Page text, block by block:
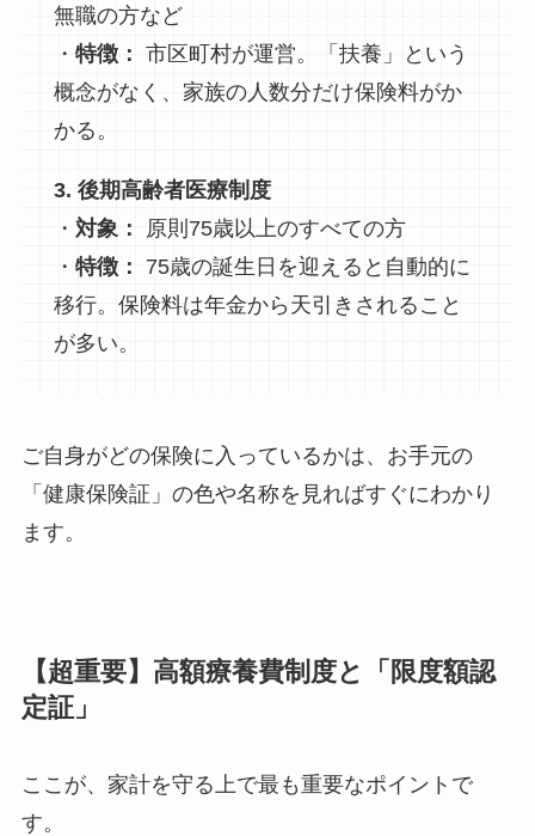
無職の方など
・ 特徴： 市区町村が運営。「扶養」という
概念がなく、家族の人数分だけ保険料がか
かる。
3. 後期高齢者医療制度
・ 対象：
原則75歳以上のすべての方
・ 特徴：
75歳の誕生日を迎えると自動的に
移行。保険料は年金から天引きされること
が多い。
ご自身がどの保険に入っているかは、お手元の
「健康保険証」の色や名称を見ればすぐにわかり
ます。
【超重要】高額療養費制度と「限度額認
定証」
ここが、家計を守る上で最も重要なポイントで
す。